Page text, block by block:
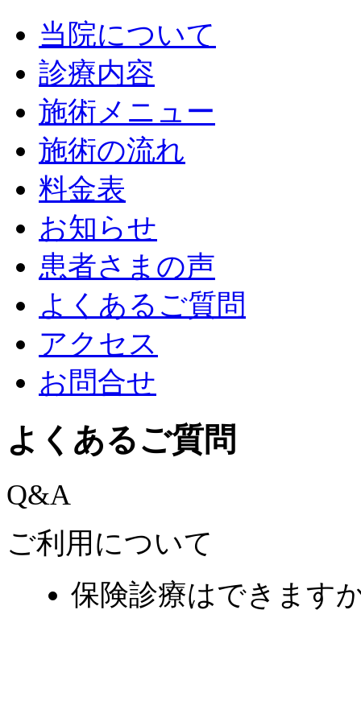
当院について
診療内容
施術メニュー
施術の流れ
料金表
お知らせ
患者さまの声
よくあるご質問
アクセス
お問合せ
よくあるご質問
Q&A
ご利用について
保険診療はできます